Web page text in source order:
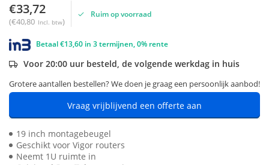
€33,72
(€40,80 Incl. btw)
Ruim op voorraad
Betaal €13,60 in 3 termijnen, 0% rente
Voor 20:00 uur besteld, de volgende werkdag in huis
Grotere aantallen bestellen? We doen je graag een persoonlijk aanbod!
Vraag vrijblijvend een offerte aan
19 inch montagebeugel
Geschikt voor Vigor routers
Neemt 1U ruimte in